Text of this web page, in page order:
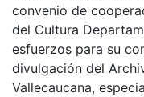
convenio de
del Cultura
esfuerzos para su
divulgación del
Vallecaucana,